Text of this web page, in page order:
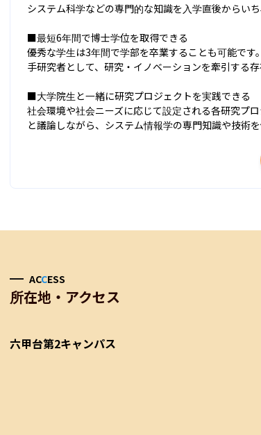
システム科学などの専門的な知識を入学直後からいち
■最短6年間で博士学位を取得できる
優秀な学生は3年間で学部を卒業することも可能で
手研究者として、研究・イノベーションを牽引する
■大学院生と一緒に研究プロジェクトを実践できる
社会環境や社会ニーズに応じて設定される各研究プ
と議論しながら、システム情報学の専門知識や技術
ACCESS
所在地・アクセス
六甲台第2キャンパス